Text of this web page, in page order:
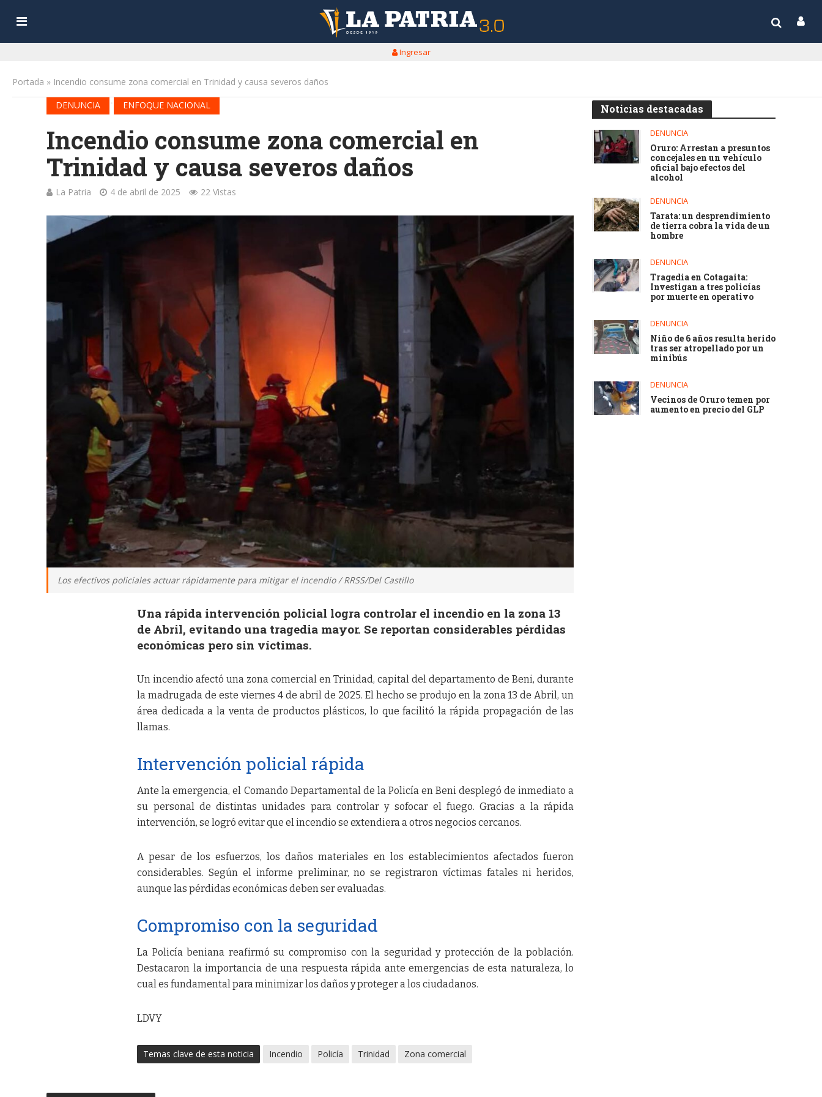
Ingresar
Portada » Incendio consume zona comercial en Trinidad y causa severos daños
DENUNCIA
ENFOQUE NACIONAL
Incendio consume zona comercial en
Trinidad y causa severos daños
La Patria 4 de abril de 2025 22 Vistas
Los efectivos policiales actuar rápidamente para mitigar el incendio / RRSS/Del Castillo
Una rápida intervención policial logra controlar el incendio en la zona 13
de Abril, evitando una tragedia mayor. Se reportan considerables pérdidas
económicas pero sin víctimas.
Un incendio afectó una zona comercial en Trinidad, capital del departamento de Beni, durante
la madrugada de este viernes 4 de abril de 2025. El hecho se produjo en la zona 13 de Abril, un
área dedicada a la venta de productos plásticos, lo que facilitó la rápida propagación de las
llamas.
Intervención policial rápida
Ante la emergencia, el Comando Departamental de la Policía en Beni desplegó de inmediato a
su personal de distintas unidades para controlar y sofocar el fuego. Gracias a la rápida
intervención, se logró evitar que el incendio se extendiera a otros negocios cercanos.
A pesar de los esfuerzos, los daños materiales en los establecimientos afectados fueron
considerables. Según el informe preliminar, no se registraron víctimas fatales ni heridos,
aunque las pérdidas económicas deben ser evaluadas.
Compromiso con la seguridad
La Policía beniana reafirmó su compromiso con la seguridad y protección de la población.
Destacaron la importancia de una respuesta rápida ante emergencias de esta naturaleza, lo
cual es fundamental para minimizar los daños y proteger a los ciudadanos.
LDVY
Temas clave de esta noticia Incendio Policía Trinidad Zona comercial
Noticias destacadas
DENUNCIA
Oruro: Arrestan a presuntos
concejales en un vehículo
oficial bajo efectos del
alcohol
DENUNCIA
Tarata: un desprendimiento
de tierra cobra la vida de un
hombre
DENUNCIA
Tragedia en Cotagaita:
Investigan a tres policías
por muerte en operativo
DENUNCIA
Niño de 6 años resulta herido
tras ser atropellado por un
minibús
DENUNCIA
Vecinos de Oruro temen por
aumento en precio del GLP